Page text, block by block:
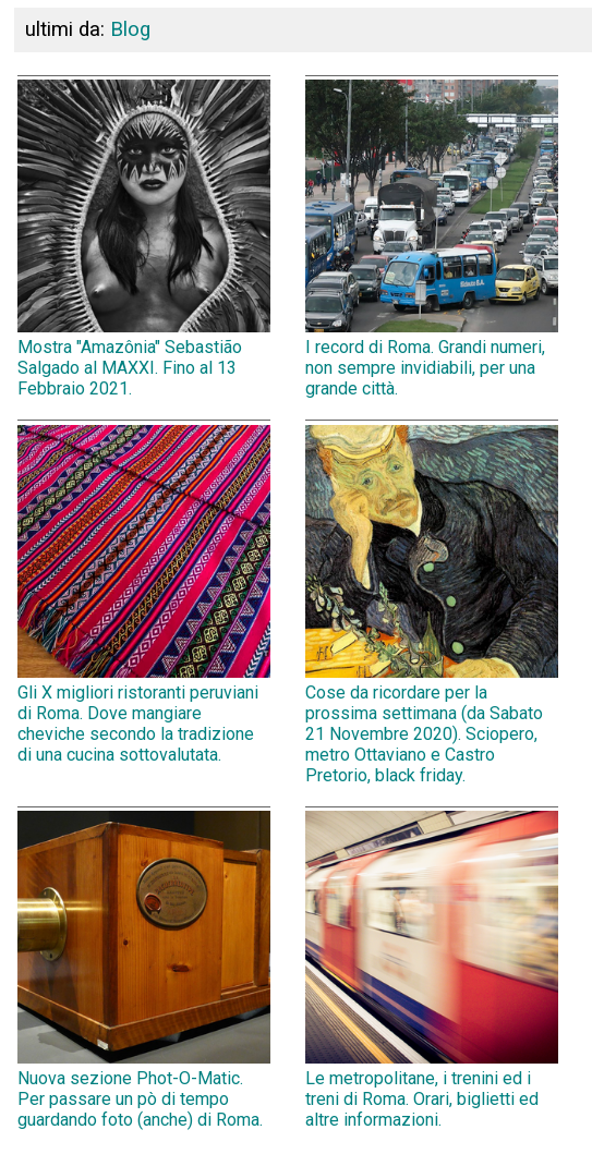
ultimi da: Blog
Mostra "Amazônia" Sebastião
Salgado al MAXXI. Fino al 13
Febbraio 2021.
I record di Roma. Grandi numeri,
non sempre invidiabili, per una
grande città.
Gli X migliori ristoranti peruviani
di Roma. Dove mangiare
cheviche secondo la tradizione
di una cucina sottovalutata.
Cose da ricordare per la
prossima settimana (da Sabato
21 Novembre 2020). Sciopero,
metro Ottaviano e Castro
Pretorio, black friday.
Nuova sezione Phot-O-Matic.
Per passare un pò di tempo
guardando foto (anche) di Roma.
Le metropolitane, i trenini ed i
treni di Roma. Orari, biglietti ed
altre informazioni.